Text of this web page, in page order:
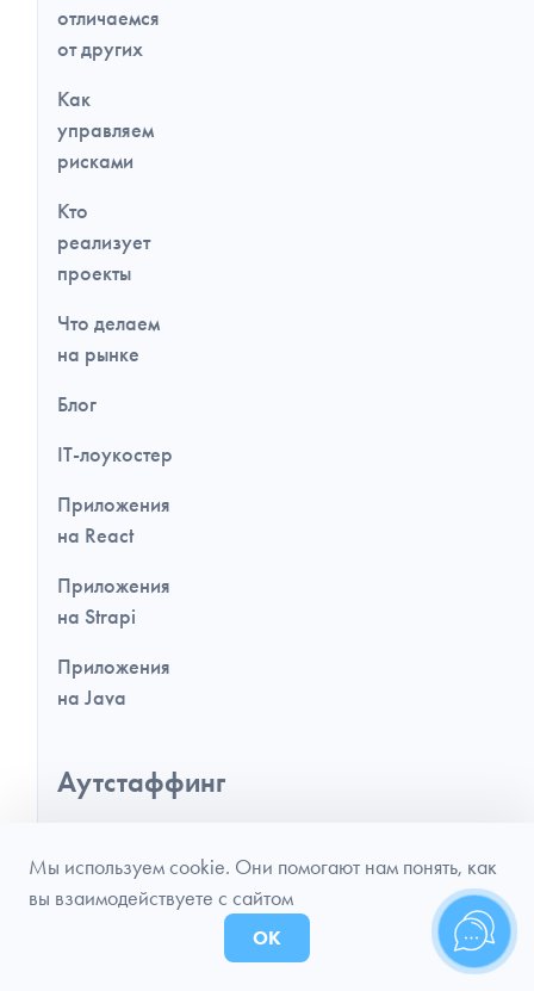
отличаемся
от других
Как
управляем
рисками
Кто
реализует
проекты
Что делаем
на рынке
Блог
IT-лоукостер
Приложения
на React
Приложения
на Strapi
Приложения
на Java
Аутстаффинг
Frontend разработка
Мы используем cookie. Они помогают нам понять, как
вы взаимодействуете с сайтом
ОК